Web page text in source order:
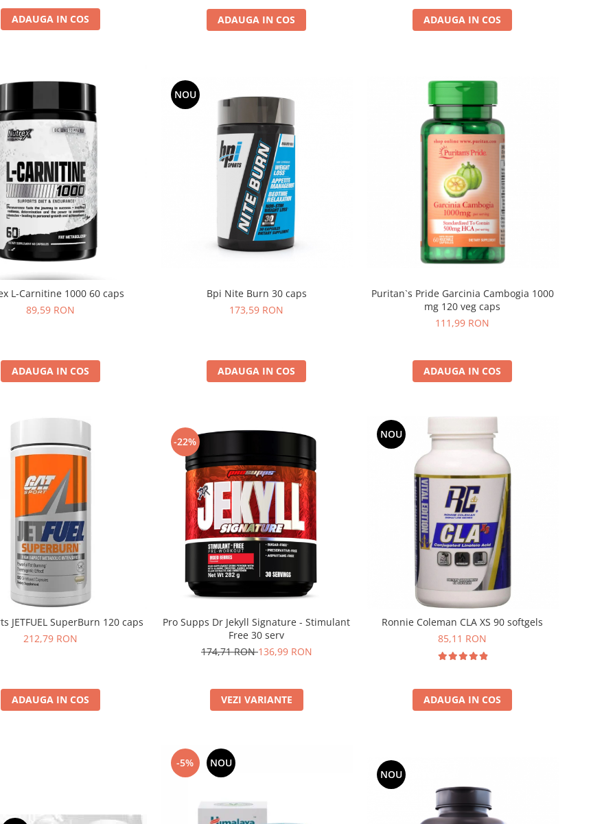
ADAUGA IN COS ADAUGA IN COS ADAUGA IN COS
L-Carnitine 1000 60 caps
89,59 RON
ADAUGA IN COS
NOU
Bpi Nite Burn 30 caps
173,59 RON
ADAUGA IN COS
Puritan`s Pride Garcinia Cambogia 1000
mg 120 veg caps
111,99 RON
ADAUGA IN COS
JETFUEL SuperBurn 120 caps
212,79 RON
ADAUGA IN COS
-22%
Pro Supps Dr Jekyll Signature - Stimulant
Free 30 serv
174,71 RON136,99 RON
VEZI VARIANTE
NOU
Ronnie Coleman CLA XS 90 softgels
85,11 RON
ADAUGA IN COS
-5%
NOU
NOU